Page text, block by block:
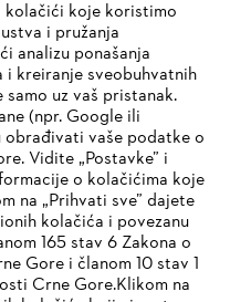
NICHT
nicht unterstützen. Für
kolačići koje koristimo
i pružanja
analizu ponašanja
i kreiranje sveobuhvatnih
uz vaš pristanak.
(npr. Google ili
obrađivati vaše podatke o
Vidite „Postavke” i
o kolačićima koje
na „Prihvati sve” dajete
kolačića i povezanu
165 stav 6 Zakona o
Gore i članom 10 stav 1
Crne Gore.Klikom na